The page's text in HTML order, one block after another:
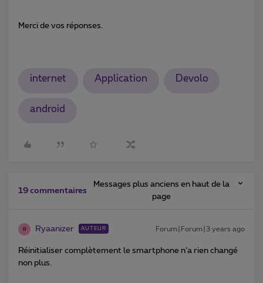
Merci de vos réponses.
internet Application Devolo
android
19 commentaires
Messages plus anciens en haut de la
page
R Ryaanizer AUTEUR Forum|Forum|3 years ago
Réinitialiser complètement le smartphone n’a rien changé
non plus.